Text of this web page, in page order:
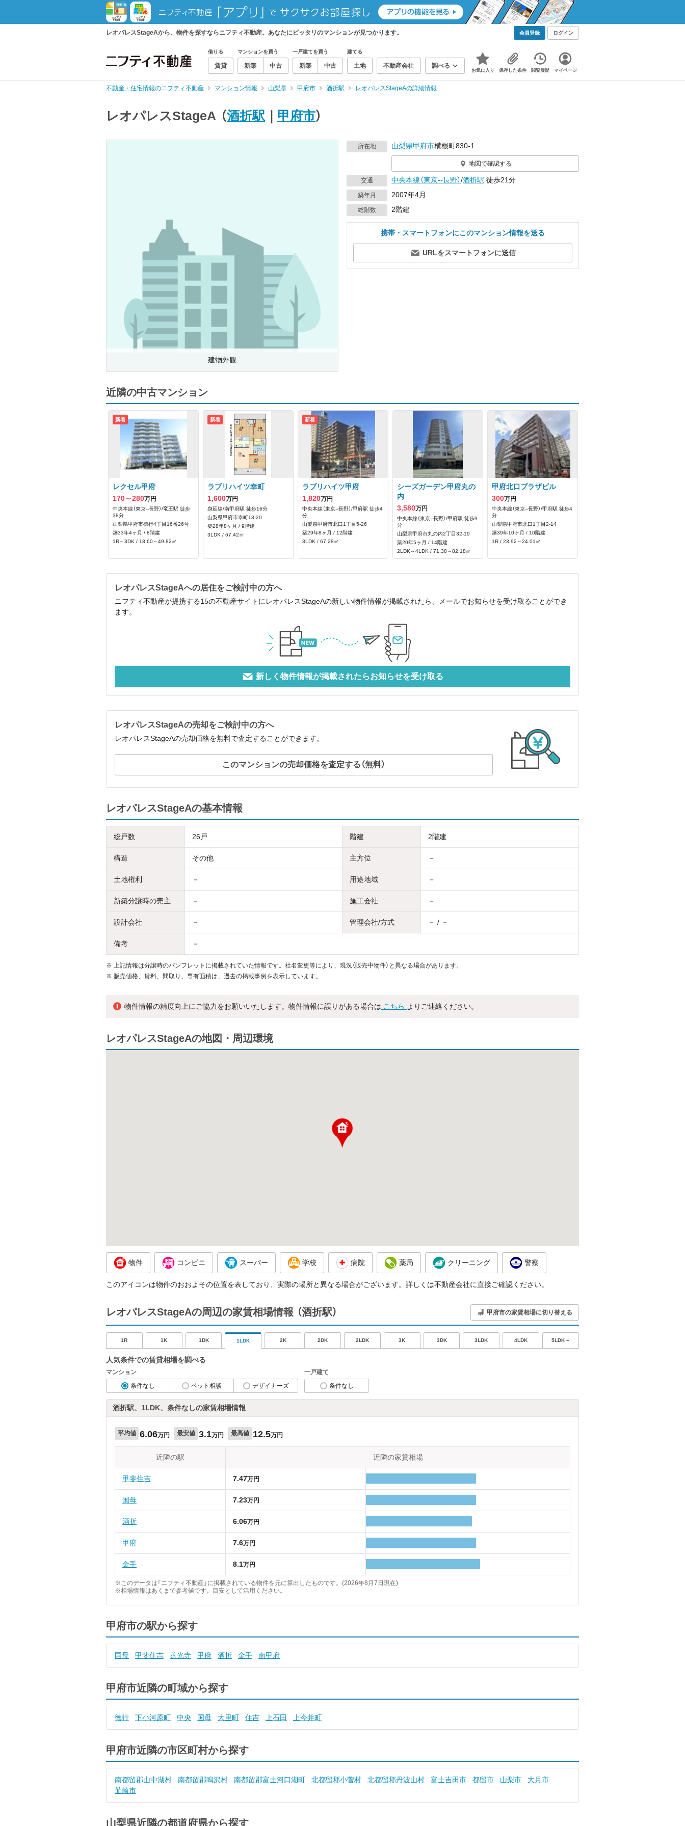
レオパレスStageAから、物件を探すならニフティ不動産。あなたにピッタリのマンションが見つかります。 会員登録 ログイン
借りる
賃貸
マンションを買う
新築 中古
一戸建てを買う
新築 中古
建てる
土地 不動産会社 調べる
お気に入り 保存した条件 閲覧履歴 マイページ
不動産・住宅情報のニフティ不動産 マンション情報 山梨県 甲府市 酒折駅 レオパレスStageAの詳細情報
レオパレスStageA （酒折駅 甲府市）
建物外観
所在地 山梨県甲府市横根町830‐1
地図で確認する
交通 中央本線（東京--長野）/酒折駅 徒歩21分
築年月 2007年4月
総階数 2階建
携帯・スマートフォンにこのマンション情報を送る
URLをスマートフォンに送信
近隣の中古マンション
新着
レクセル甲府
170～280万円
中央本線（東京--長野）/竜王駅 徒歩
38分
山梨県甲府市徳行4丁目16番26号
築33年4ヶ月 / 8階建
1R～3DK / 18.60～49.82㎡
新着
ラブリハイツ幸町
1,600万円
身延線/南甲府駅 徒歩16分
山梨県甲府市幸町13-20
築28年8ヶ月 / 9階建
3LDK / 67.42㎡
新着
ラブリハイツ甲府
1,820万円
中央本線（東京--長野）/甲府駅 徒歩4
分
山梨県甲府市北口1丁目5-26
築29年8ヶ月 / 12階建
3LDK / 67.28㎡
シーズガーデン甲府丸の
内
3,580万円
中央本線（東京--長野）/甲府駅 徒歩9
分
山梨県甲府市丸の内2丁目32-19
築20年5ヶ月 / 14階建
2LDK～4LDK / 71.38～82.18㎡
甲府北口プラザビル
300万円
中央本線（東京--長野）/甲府駅 徒歩4
分
山梨県甲府市北口1丁目2-14
築39年10ヶ月 / 10階建
1R / 23.92～24.01㎡
レオパレスStageAへの居住をご検討中の方へ
ニフティ不動産が提携する15の不動産サイトにレオパレスStageAの新しい物件情報が掲載されたら、メールでお知らせを受け取ることができ
ます。
新しく物件情報が掲載されたらお知らせを受け取る
レオパレスStageAの売却をご検討中の方へ
レオパレスStageAの売却価格を無料で査定することができます。
このマンションの売却価格を査定する（無料）
レオパレスStageAの基本情報
総戸数 26戸 階建 2階建
構造 その他 主方位 －
土地権利 － 用途地域 －
新築分譲時の売主 － 施工会社 －
設計会社 － 管理会社/方式 － / －
備考 －
※
上記情報は分譲時のパンフレットに掲載されていた情報です。社名変更等により、現況（販売中物件）と異なる場合があります。
※ 販売価格、賃料、間取り、専有面積は、過去の掲載事例を表示しています。
物件情報の精度向上にご協力をお願いいたします。物件情報に誤りがある場合は こちら よりご連絡ください。
レオパレスStageAの地図・周辺環境
物件 コンビニ スーパー 学校 病院 薬局 クリーニング 警察
このアイコンは物件のおおよその位置を表しており、実際の場所と異なる場合がございます。詳しくは不動産会社に直接ご確認ください。
レオパレスStageAの周辺の家賃相場情報 （酒折駅） 甲府市の家賃相場に切り替える
1R 1K 1DK 1LDK 2K 2DK 2LDK 3K 3DK 3LDK 4LDK 5LDK～
人気条件での賃貸相場を調べる
マンション
条件なし
ペット相談 デザイナーズ
一戸建て
条件なし
酒折駅、1LDK、条件なしの家賃相場情報
平均値 6.06万円 最安値 3.1万円 最高値 12.5万円
近隣の駅 近隣の家賃相場
甲斐住吉 7.47万円
国母 7.23万円
酒折 6.06万円
甲府 7.6万円
金手 8.1万円
※このデータは「ニフティ不動産」に掲載されている物件を元に算出したものです。(2026年8月7日現在)
※相場情報はあくまで参考値です。目安として活用ください。
甲府市の駅から探す
国母 甲斐住吉 善光寺 甲府 酒折 金手 南甲府
甲府市近隣の町域から探す
徳行 下小河原町 中央 国母 大里町 住吉 上石田 上今井町
甲府市近隣の市区町村から探す
南都留郡山中湖村 南都留郡鳴沢村 南都留郡富士河口湖町 北都留郡小菅村 北都留郡丹波山村 富士吉田市 都留市 山梨市
大月市
韮崎市
山梨県近隣の都道府県から探す